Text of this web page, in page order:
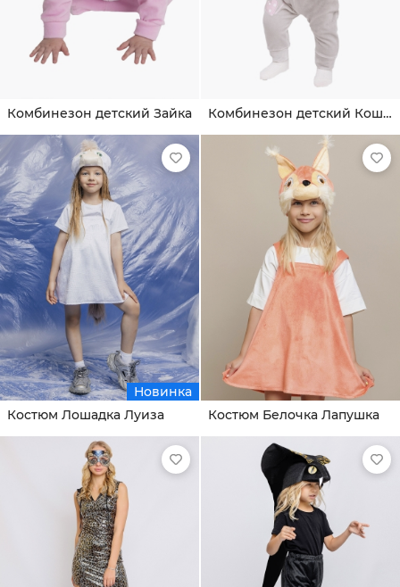
Комбинезон детский Зайка Комбинезон детский Кошка
Новинка
Костюм Лошадка Луиза
Костюм Белочка Лапушка